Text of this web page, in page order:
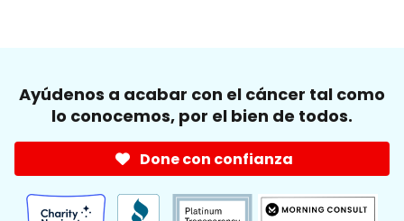
Ayúdenos a acabar con el cáncer tal como
lo conocemos, por el bien de todos.
Done con confianza